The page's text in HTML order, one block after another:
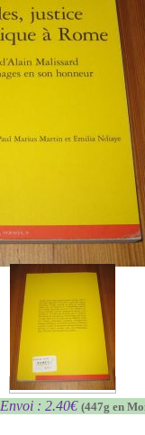
Envoi : 2.40€ (447g en